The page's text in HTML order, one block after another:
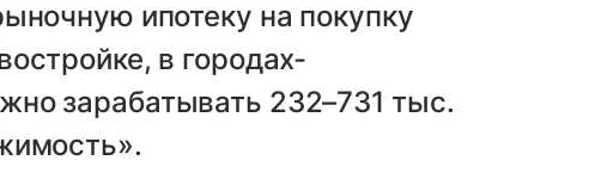
ипотеку на покупку
в городах-
зарабатывать 232–731 тыс.